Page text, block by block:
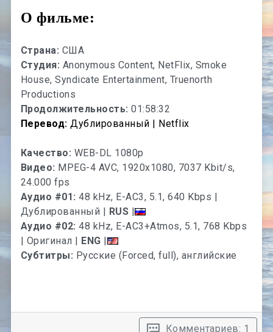
О фильме:
Страна: США
Студия: Anonymous Content, NetFlix, Smoke
House, Syndicate Entertainment, Truenorth
Productions
Продолжительность:01:58:32
Перевод: Дублированный | Netflix
Качество: WEB-DL 1080p
Видео: MPEG-4 AVC, 1920x1080, 7037 Kbit/s,
24.000 fps
Аудио #01:48 kHz, E-AC3, 5.1, 640 Kbps |
Дублированный | RUS |
Аудио #02:48 kHz, E-AC3+Atmos, 5.1, 768 Kbps
| Оригинал | ENG |
Субтитры: Русские (Forced, full), английские
Комментариев: 1